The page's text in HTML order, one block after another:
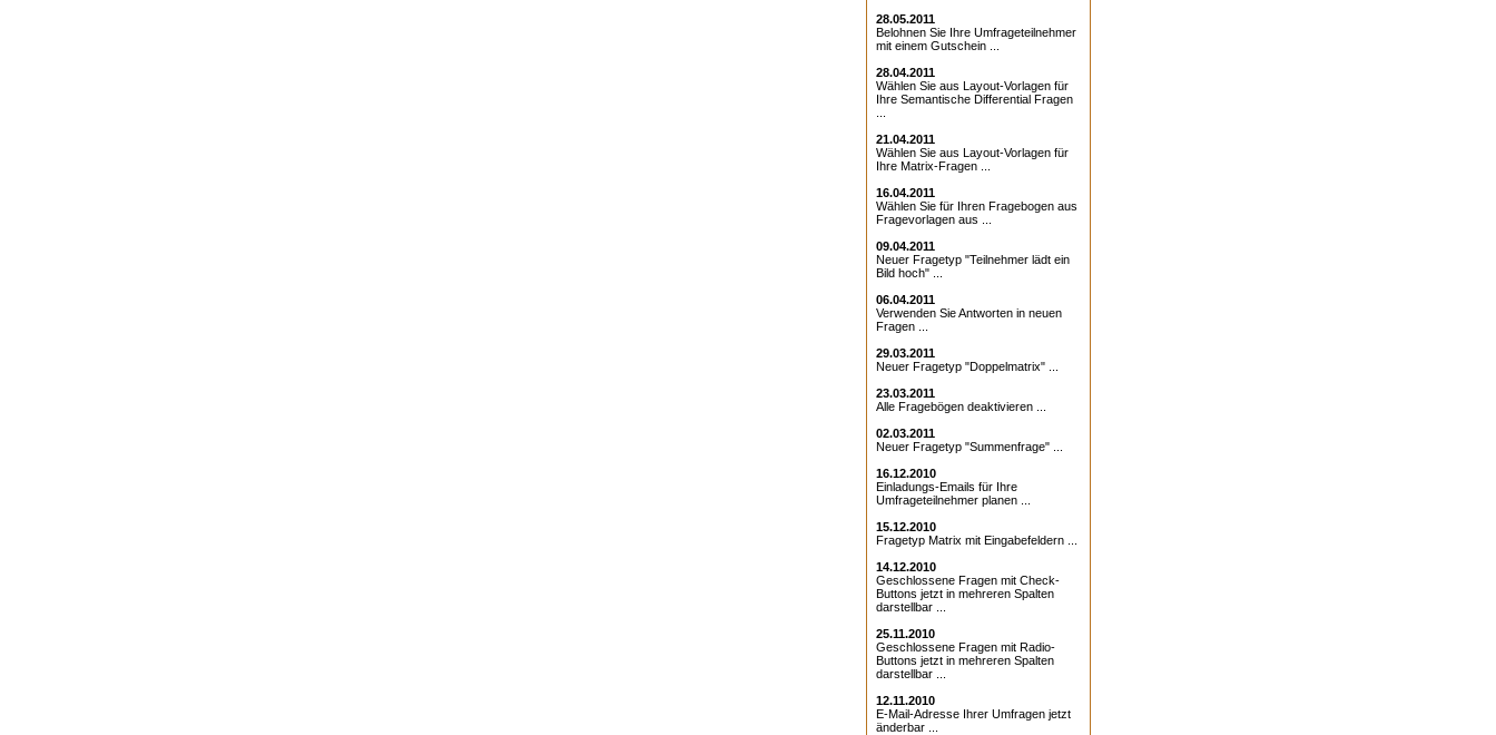
28.05.2011
Belohnen Sie Ihre Umfrageteilnehmer
mit einem Gutschein ...
28.04.2011
Wählen Sie aus Layout-Vorlagen für
Ihre Semantische Differential Fragen
21.04.2011
Wählen Sie aus Layout-Vorlagen für
Ihre Matrix-Fragen ...
16.04.2011
Wählen Sie für Ihren Fragebogen aus
Fragevorlagen aus ...
09.04.2011
Neuer Fragetyp "Teilnehmer lädt ein
Bild hoch" ...
06.04.2011
Verwenden Sie Antworten in neuen
Fragen ...
29.03.2011
Neuer Fragetyp "Doppelmatrix" ...
23.03.2011
Alle Fragebögen deaktivieren ...
02.03.2011
Neuer Fragetyp "Summenfrage" ...
16.12.2010
Einladungs-Emails für Ihre
Umfrageteilnehmer planen ...
15.12.2010
Fragetyp Matrix mit Eingabefeldern ...
14.12.2010
Geschlossene Fragen mit Check-
Buttons jetzt in mehreren Spalten
darstellbar ...
25.11.2010
Geschlossene Fragen mit Radio-
Buttons jetzt in mehreren Spalten
darstellbar ...
12.11.2010
E-Mail-Adresse Ihrer Umfragen jetzt
änderbar ...